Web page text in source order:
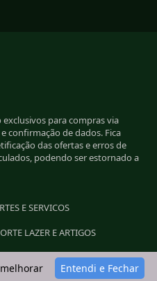
para compras via
confirmação de dados. Fica
das ofertas e erros de
podendo ser estornado a
E SERVICOS
LAZER E ARTIGOS
E LAZER LTDA
E LAZER LTDAEntendi e Fechar